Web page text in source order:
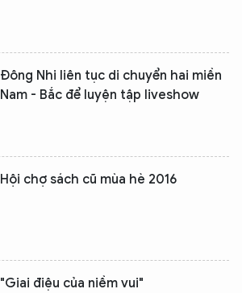
Đông Nhi liên tục di chuyển hai miền
Nam - Bắc để luyện tập liveshow
Hội chợ sách cũ mùa hè 2016
"Giai điệu của niềm vui"